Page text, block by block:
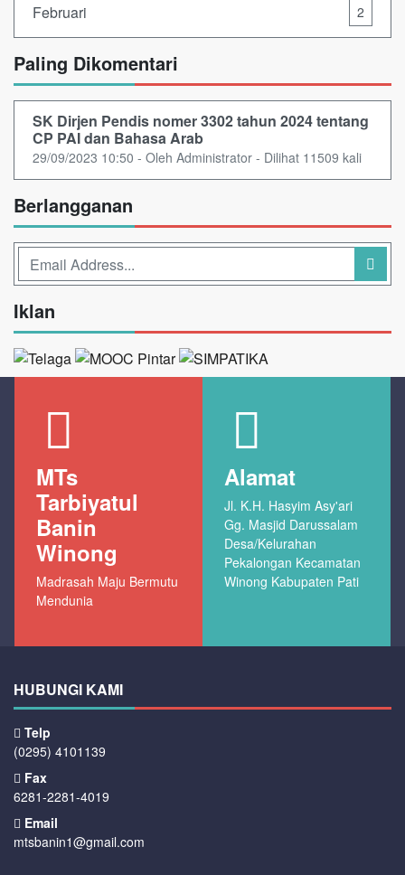
Februari 2
Paling Dikomentari
SK Dirjen Pendis nomer 3302 tahun 2024 tentang
CP PAI dan Bahasa Arab
29/09/2023 10:50 - Oleh Administrator - Dilihat 11509 kali
Berlangganan
Iklan
MTs
Tarbiyatul
Banin
Winong
Madrasah Maju Bermutu
Mendunia
Alamat
Jl. K.H. Hasyim Asy'ari
Gg. Masjid Darussalam
Desa/Kelurahan
Pekalongan Kecamatan
Winong Kabupaten Pati
HUBUNGI KAMI
Telp
(0295) 4101139
Fax
6281-2281-4019
Email
mtsbanin1@gmail.com